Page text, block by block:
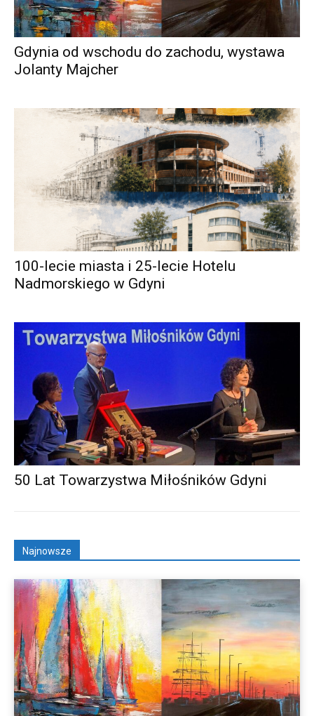
Gdynia od wschodu do zachodu, wystawa
Jolanty Majcher
100-lecie miasta i 25-lecie Hotelu
Nadmorskiego w Gdyni
50 Lat Towarzystwa Miłośników Gdyni
Najnowsze